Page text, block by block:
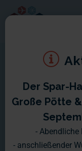
16.491
Der Spar-
Große Pötte
-
- anschließender